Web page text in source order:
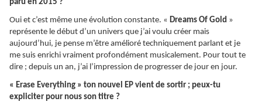
paru en 2015 ?
Oui et c’est même une évolution constante. « Dreams Of Gold »
représente le début d’un univers que j’ai voulu créer mais
aujourd’hui, je pense m’être amélioré techniquement parlant et je
me suis enrichi vraiment profondément musicalement. Pour tout te
dire ; depuis un an, j’ai l’impression de progresser de jour en jour.
« Erase Everything » ton nouvel EP vient de sortir ; peux-tu
expliciter pour nous son titre ?